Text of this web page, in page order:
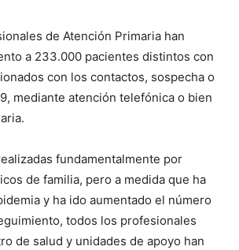
de Atención Primaria han
a 233.000 pacientes distintos con
con los contactos, sospecha o
mediante atención telefónica o bien
fundamentalmente por
de familia, pero a medida que ha
y ha ido aumentado el número
todos los profesionales
de salud y unidades de apoyo han